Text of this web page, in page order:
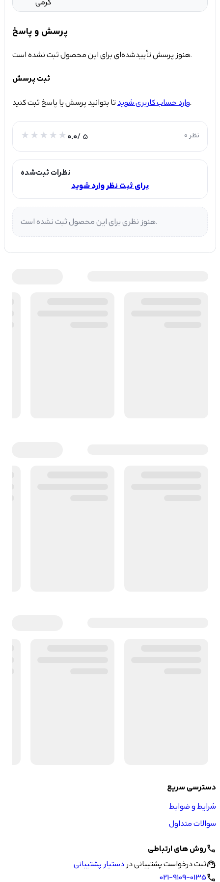
پرسش و پاسخ
هنوز پرسش تأییدشده‌ای برای این محصول ثبت نشده است.
ثبت پرسش
وارد حساب کاربری شویدتا بتوانید پرسش یا پاسخ ثبت کنید.
0.0/ 5 0 نظر
نظرات ثبت‌شده
برای ثبت نظر وارد شوید
هنوز نظری برای این محصول ثبت نشده است.
دسترسی سریع
شرایط و ضوابط
سوالات متداول
callروش های ارتباطی
support_agentثبت درخواست پشتیبانی دردستیار پشتیبانی
call
021-9109-0135